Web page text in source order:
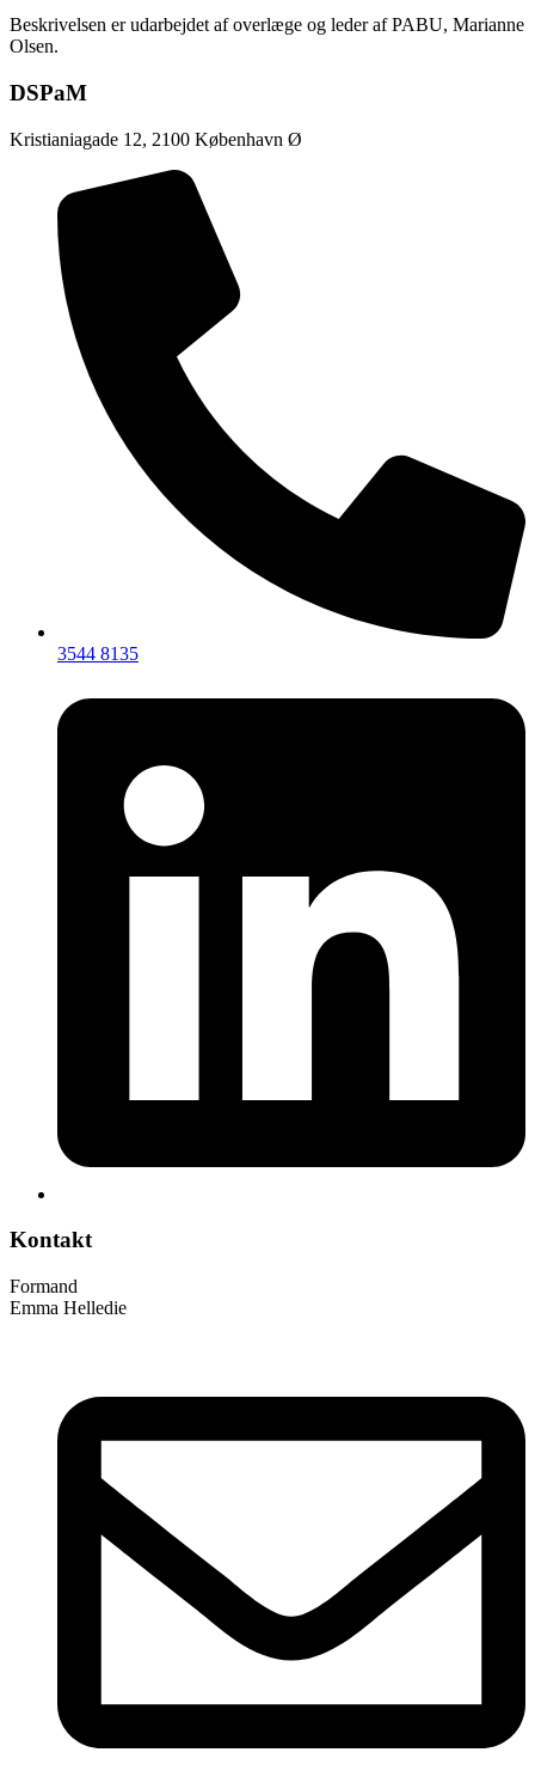
Beskrivelsen er udarbejdet af overlæge og leder af PABU, Marianne
Olsen.
DSPaM
Kristianiagade 12, 2100 København Ø
3544 8135
Kontakt
Formand
Emma Helledie